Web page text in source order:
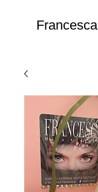
Francesca